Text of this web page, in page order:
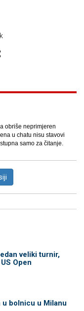
obriše neprimjeren
u chatu nisu stavovi
samo za čitanje.
veliki turnir,
Open
bolnicu u Milanu